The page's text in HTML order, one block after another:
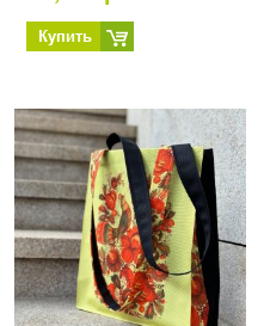
Купить